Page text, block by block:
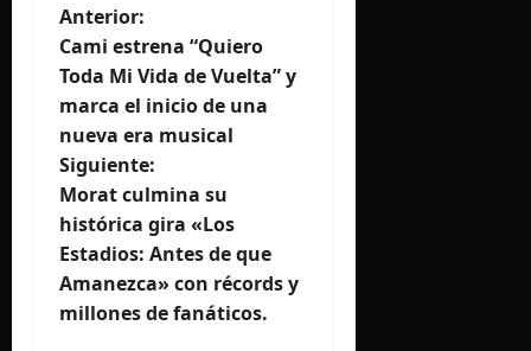
N
a
v
e
g
a
c
Anterior:
Cami estrena “Quiero
Toda Mi Vida de Vuelta” y
marca el inicio de una
nueva era musical
Siguiente:
Morat culmina su
histórica gira «Los
Estadios: Antes de que
Amanezca» con récords y
millones de fanáticos.